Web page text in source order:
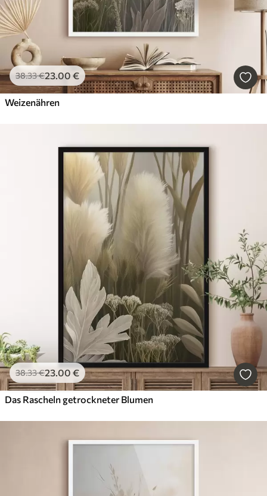
38.33€23.00 €
Weizenähren
38.33€23.00 €
Das Rascheln getrockneter Blumen